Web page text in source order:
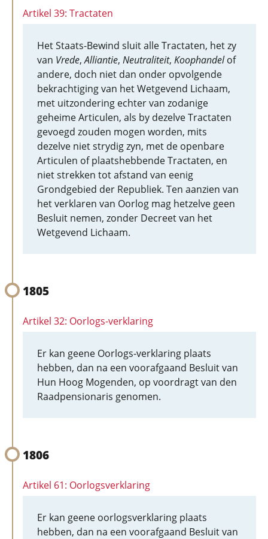
Artikel 39: Tractaten
Het Staats-Bewind sluit alle Tractaten, het zy
van Vrede,Alliantie, Neutraliteit, Koophandelof
andere, doch niet dan onder opvolgende
bekrachtiging van het Wetgevend Lichaam,
met uitzondering echter van zodanige
geheime Articulen, als by dezelve Tractaten
gevoegd zouden mogen worden, mits
dezelve niet strydig zyn, met de openbare
Articulen of plaatshebbende Tractaten, en
niet strekken tot afstand van eenig
Grondgebied der Republiek. Ten aanzien van
het verklaren van Oorlog mag hetzelve geen
Besluit nemen, zonder Decreet van het
Wetgevend Lichaam.
1805
Artikel 32: Oorlogs-verklaring
Er kan geene Oorlogs-verklaring plaats
hebben, dan na een voorafgaand Besluit van
Hun Hoog Mogenden, op voordragt van den
Raadpensionaris genomen.
1806
Artikel 61: Oorlogsverklaring
Er kan geene oorlogsverklaring plaats
hebben, dan na een voorafgaand Besluit van